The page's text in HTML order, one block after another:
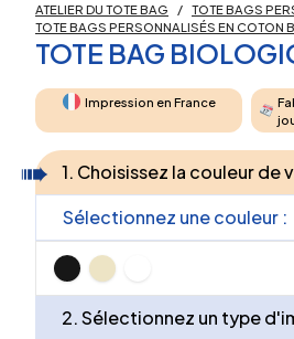
ATELIER DU TOTE BAG / TOTE BAGS
TOTE BAGS PERSONNALISÉS EN COTON
TOTE BAG
Impression en France
1. Choisissez la couleur de
Sélectionnez une couleur :
2. Sélectionnez un type